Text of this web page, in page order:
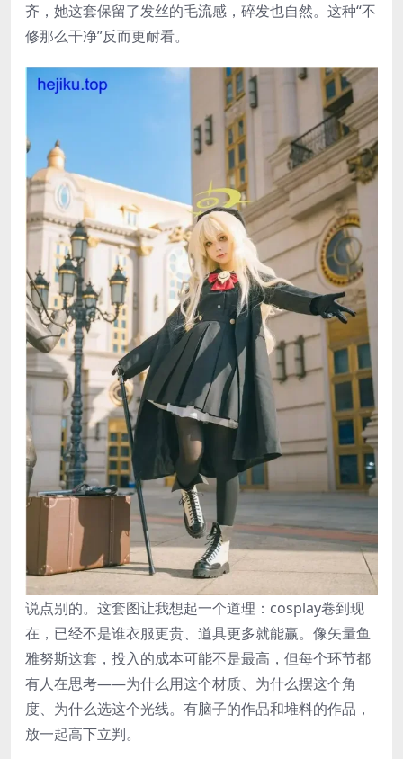
齐，她这套保留了发丝的毛流感，碎发也自然。这种“不
修那么干净”反而更耐看。
说点别的。这套图让我想起一个道理：cosplay卷到现
在，已经不是谁衣服更贵、道具更多就能赢。像矢量鱼
雅努斯这套，投入的成本可能不是最高，但每个环节都
有人在思考——为什么用这个材质、为什么摆这个角
度、为什么选这个光线。有脑子的作品和堆料的作品，
放一起高下立判。